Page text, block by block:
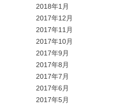
2018年1月
2017年12月
2017年11月
2017年10月
2017年9月
2017年8月
2017年7月
2017年6月
2017年5月